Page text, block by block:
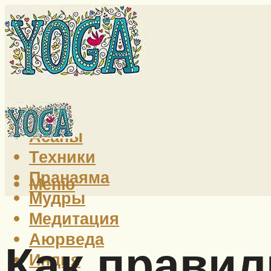
Йога
Асаны
Техники
Пранаяма
Мудры
Медитация
Аюрведа
Индия
Меню